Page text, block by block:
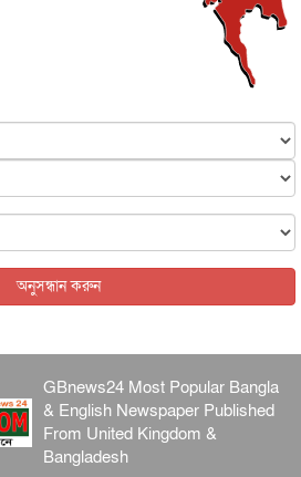
৬ আগস্ট, ২০২৬
৬ আগস্ট, ২০২৬
নেওয়ার জন্য সবাই প্রতিযোগিতায় নেমেছে :
৬ আগস্ট, ২০২৬
৬ আগস্ট, ২০২৬
অনুসন্ধান করুন
GBnews24 Most Popular Bangla
& English Newspaper Published
From United Kingdom &
Bangladesh